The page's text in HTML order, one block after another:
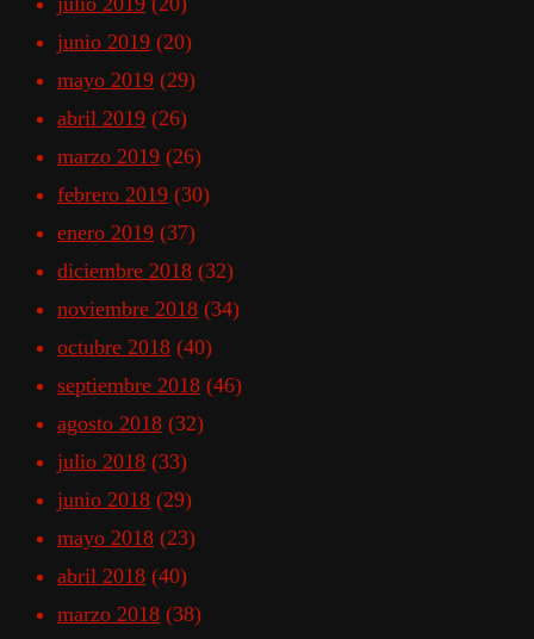
junio 2019 (20)
mayo 2019 (29)
abril 2019 (26)
marzo 2019 (26)
febrero 2019 (30)
enero 2019 (37)
diciembre 2018 (32)
noviembre 2018 (34)
octubre 2018 (40)
septiembre 2018 (46)
agosto 2018 (32)
julio 2018 (33)
junio 2018 (29)
mayo 2018 (23)
abril 2018 (40)
marzo 2018 (38)